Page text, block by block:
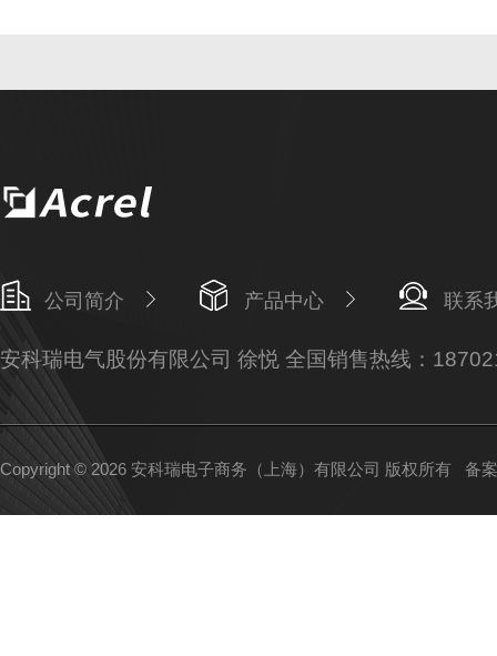
公司简介 产品中心 联系
安科瑞电气股份有限公司 徐悦 全国销售热线：
Copyright © 2026 安科瑞电子商务（上海）有限公司 版权所有 备